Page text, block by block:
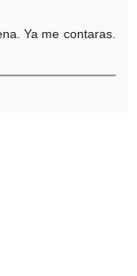
Ya me contaras.